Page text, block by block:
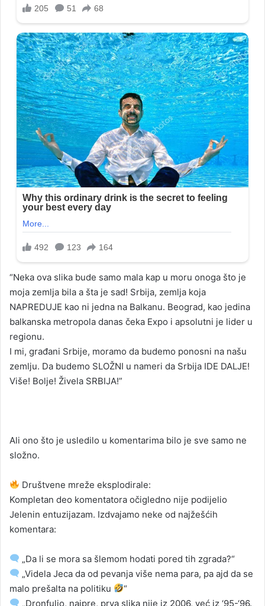
“Neka ova slika bude samo mala kap u moru onoga što je
moja zemlja bila a šta je sad! Srbija, zemlja koja
NAPREDUJE kao ni jedna na Balkanu. Beograd, kao jedina
balkanska metropola danas čeka Expo i apsolutni je lider u
regionu.
I mi, građani Srbije, moramo da budemo ponosni na našu
zemlju. Da budemo SLOŽNI u nameri da Srbija IDE DALJE!
Više! Bolje! Živela SRBIJA!”
Ali ono što je usledilo u komentarima bilo je sve samo ne
složno.
Društvene mreže eksplodirale:
Kompletan deo komentatora očigledno nije podijelio
Jelenin entuzijazam. Izdvajamo neke od najžešćih
komentara:
„Da li se mora sa šlemom hodati pored tih zgrada?“
„Videla Jeca da od pevanja više nema para, pa ajd da se
malo prešalta na politiku
“
„Dronfuljo, najpre, prva slika nije iz 2006, već iz ‘95-‘96.